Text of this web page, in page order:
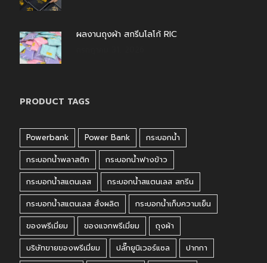
ผลงานถุงผ้า สกรีนโลโก้ RIC
PRODUCT TAGS
Powerbank Power Bank
กระบอกน้ำ
กระบอกน้ำพลาสติก
กระบอกน้ำฟางข้าว
กระบอกน้ำสแตนเลส
กระบอกน้ำสแตนเลส สกรีน
กระบอกน้ำสแตนเลส สั่งผลิต
กระบอกน้ำเก็บความเย็น
ของพรีเมี่ยม
ของแจกพรีเมี่ยม
ถุงผ้า
บริษัทขายของพรีเมี่ยม
ปลั๊กยูนิเวอร์แซล
ปากกา